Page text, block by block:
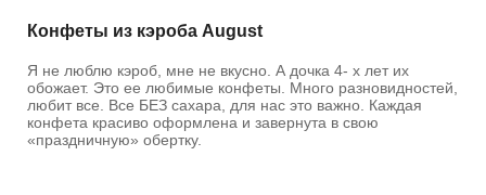
Конфеты из кэроба August
Я не люблю кэроб, мне не вкусно. А дочка 4- х лет их
обожает. Это ее любимые конфеты. Много разновидностей,
любит все. Все БЕЗ сахара, для нас это важно. Каждая
конфета красиво оформлена и завернута в свою
«праздничную» обертку.